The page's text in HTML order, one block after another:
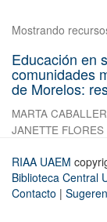
Mostrando
Educación en
comunidades
de Morelos:
MARTA
JANETTE
RIAA UAEM
Biblioteca Central
Contacto |